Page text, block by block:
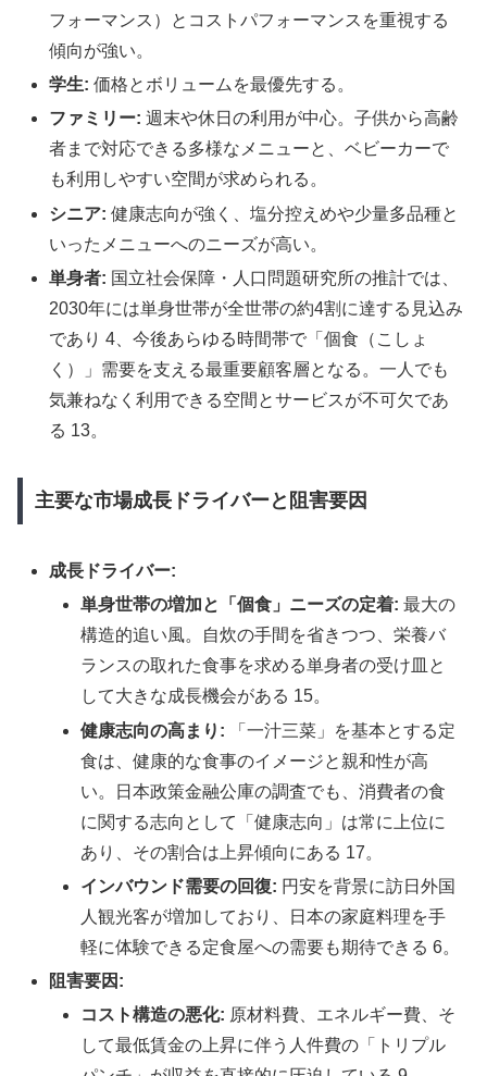
フォーマンス）とコストパフォーマンスを重視する
傾向が強い。
学生: 価格とボリュームを最優先する。
ファミリー: 週末や休日の利用が中心。子供から高齢
者まで対応できる多様なメニューと、ベビーカーで
も利用しやすい空間が求められる。
シニア: 健康志向が強く、塩分控えめや少量多品種と
いったメニューへのニーズが高い。
単身者: 国立社会保障・人口問題研究所の推計では、
2030年には単身世帯が全世帯の約4割に達する見込み
であり 4、今後あらゆる時間帯で「個食（こしょ
く）」需要を支える最重要顧客層となる。一人でも
気兼ねなく利用できる空間とサービスが不可欠であ
る 13。
主要な市場成長ドライバーと阻害要因
成長ドライバー:
単身世帯の増加と「個食」ニーズの定着: 最大の
構造的追い風。自炊の手間を省きつつ、栄養バ
ランスの取れた食事を求める単身者の受け皿と
して大きな成長機会がある 15。
健康志向の高まり: 「一汁三菜」を基本とする定
食は、健康的な食事のイメージと親和性が高
い。日本政策金融公庫の調査でも、消費者の食
に関する志向として「健康志向」は常に上位に
あり、その割合は上昇傾向にある 17。
インバウンド需要の回復: 円安を背景に訪日外国
人観光客が増加しており、日本の家庭料理を手
軽に体験できる定食屋への需要も期待できる 6。
阻害要因:
コスト構造の悪化: 原材料費、エネルギー費、そ
して最低賃金の上昇に伴う人件費の「トリプル